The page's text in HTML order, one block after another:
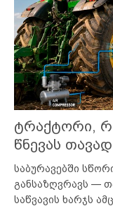
ტრაქტორი,
წნევას
საბურავებში
განსაზღვრავს —
საწვავის ხარჯს